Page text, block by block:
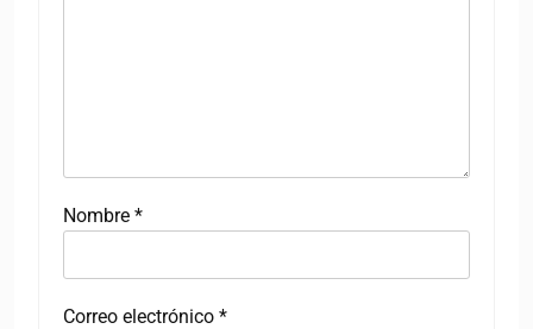
Nombre *
Correo electrónico *